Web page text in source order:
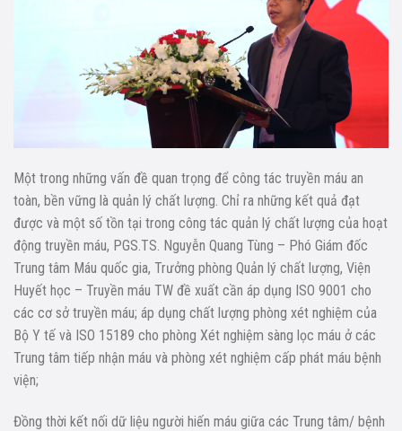
Một trong những vấn đề quan trọng để công tác truyền máu an
toàn, bền vững là quản lý chất lượng. Chỉ ra những kết quả đạt
được và một số tồn tại trong công tác quản lý chất lượng của hoạt
động truyền máu, PGS.TS. Nguyễn Quang Tùng – Phó Giám đốc
Trung tâm Máu quốc gia, Trưởng phòng Quản lý chất lượng, Viện
Huyết học – Truyền máu TW đề xuất cần áp dụng ISO 9001 cho
các cơ sở truyền máu; áp dụng chất lượng phòng xét nghiệm của
Bộ Y tế và ISO 15189 cho phòng Xét nghiệm sàng lọc máu ở các
Trung tâm tiếp nhận máu và phòng xét nghiệm cấp phát máu bệnh
viện;
Đồng thời kết nối dữ liệu người hiến máu giữa các Trung tâm/ bệnh